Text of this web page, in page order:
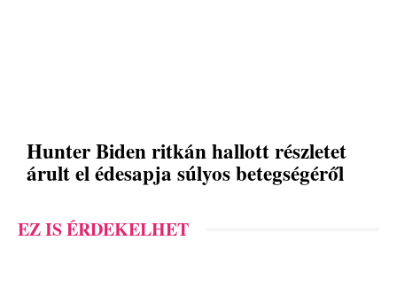
Hunter Biden ritkán hallott részletet
árult el édesapja súlyos betegségéről
EZ IS ÉRDEKELHET